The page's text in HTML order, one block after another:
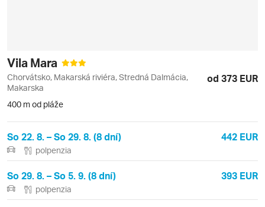
Vila Mara
Chorvátsko, Makarská riviéra, Stredná Dalmácia,
Makarska
od 373 EUR
400 m od pláže
So 22. 8. – So 29. 8. (8 dní) 442 EUR
polpenzia
So 29. 8. – So 5. 9. (8 dní) 393 EUR
polpenzia